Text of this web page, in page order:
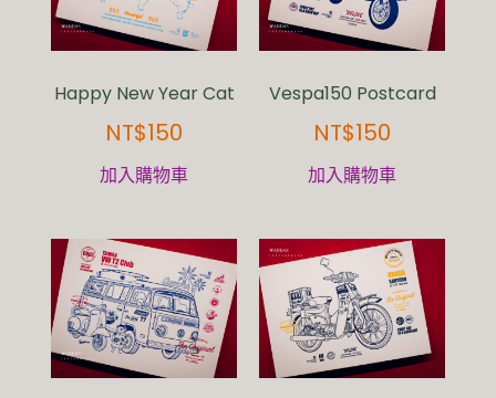
Happy New Year Cat
NT$150
加入購物車
Vespa150 Postcard
NT$150
加入購物車